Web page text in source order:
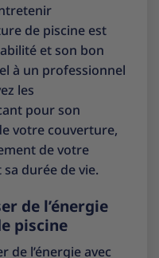
de piscine est
et son bon
à un professionnel
les
pour son
votre couverture,
de votre
durée de vie.
de l’énergie
piscine
de l’énergie avec